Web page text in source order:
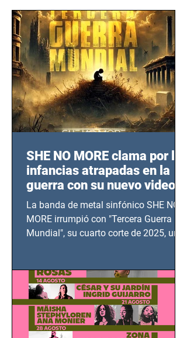
SHE NO MORE clama por las
infancias atrapadas en la
guerra con su nuevo video
TERCERA GUERRA
MUNDIAL
La banda de metal sinfónico SHE NO
MORE irrumpió con "Tercera Guerra
Mundial", su cuarto corte de 2025, un
bélicos.